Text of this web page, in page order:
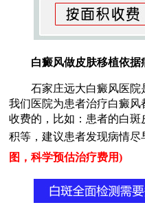
白癜风做皮肤移植依据
石家庄远大白癜风医院
我们医院为患者治疗白癜
收费的，比如：患者的白
积等，建议患者发现病情尽
图，科学预估治疗费用)